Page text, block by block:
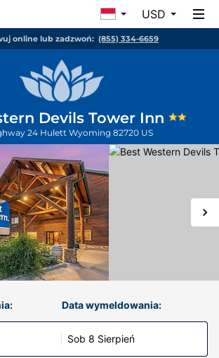
USD
online lub zadzwoń: (855) 334-6659
Devils Tower Inn
24 Hulett Wyoming 82720 US
Data wymeldowania:
Sob 8 Sierpień